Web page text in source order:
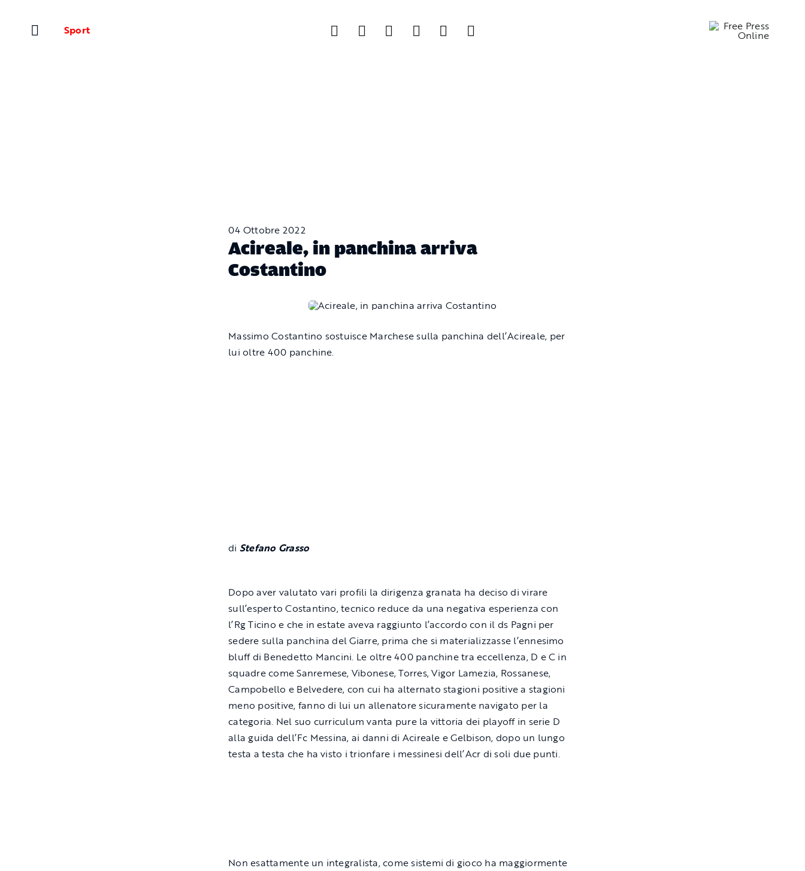
contenuto
Sport
04 Ottobre 2022
Acireale, in panchina arriva
Costantino
Massimo Costantino sostuisce Marchese sulla panchina dell’Acireale, per
lui oltre 400 panchine.
di Stefano Grasso
Dopo aver valutato vari profili la dirigenza granata ha deciso di virare
sull’esperto Costantino, tecnico reduce da una negativa esperienza con
l’Rg Ticino e che in estate aveva raggiunto l’accordo con il ds Pagni per
sedere sulla panchina del Giarre, prima che si materializzasse l’ennesimo
bluff di Benedetto Mancini. Le oltre 400 panchine tra eccellenza, D e C in
squadre come Sanremese, Vibonese, Torres, Vigor Lamezia, Rossanese,
Campobello e Belvedere, con cui ha alternato stagioni positive a stagioni
meno positive, fanno di lui un allenatore sicuramente navigato per la
categoria. Nel suo curriculum vanta pure la vittoria dei playoff in serie D
alla guida dell’Fc Messina, ai danni di Acireale e Gelbison, dopo un lungo
testa a testa che ha visto i trionfare i messinesi dell’Acr di soli due punti.
Non esattamente un integralista, come sistemi di gioco ha maggiormente